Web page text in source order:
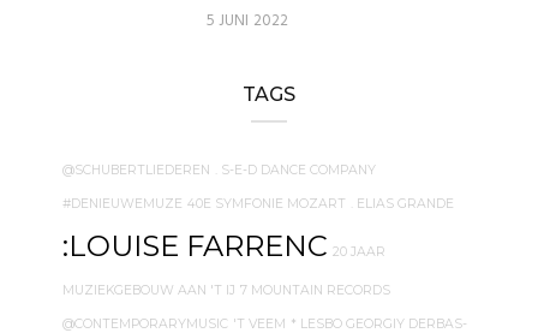
5 JUNI 2022
TAGS
@SCHUBERTLIEDEREN . S-E-D DANCE COMPANY
#DENIEUWEMUZE 40E SYMFONIE MOZART . ELIAS GRANDE
:LOUISE FARRENC 20 JAAR
MUZIEKGEBOUW AAN 'T IJ 7 MOUNTAIN RECORDS
@CONTEMPORARYMUSIC 'T VEEM * LESBO GEORGIY DERBAS-